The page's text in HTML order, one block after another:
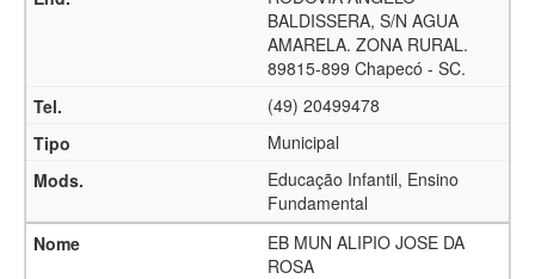
BALDISSERA, S/N AGUA
AMARELA. ZONA RURAL.
89815-899 Chapecó - SC.
(49) 20499478
Municipal
Educação Infantil, Ensino
Fundamental
EB MUN ALIPIO JOSE DA
ROSA